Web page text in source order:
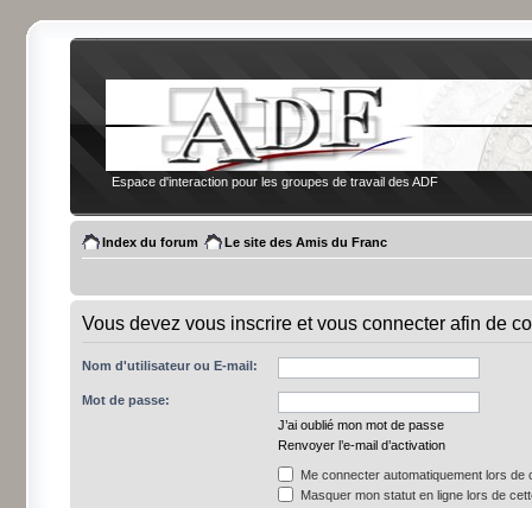
Espace d'interaction pour les groupes de travail des ADF
Index du forum Le site des Amis du Franc
Vous devez vous inscrire et vous connecter afin de
Nom d'utilisateur ou E-mail:
Mot de passe:
J’ai oublié mon mot de passe
Renvoyer l’e-mail d’activation
Me connecter automatiquement lors de
Masquer mon statut en ligne lors de